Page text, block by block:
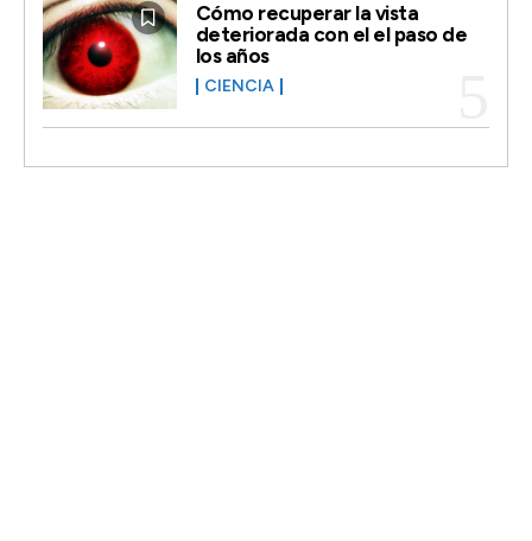
Cómo recuperar la vista
deteriorada con el el paso de
los años
CIENCIA